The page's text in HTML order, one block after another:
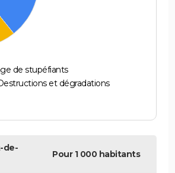
de stupéfiants
et dégradations
de-
Pour 1 000 habitants